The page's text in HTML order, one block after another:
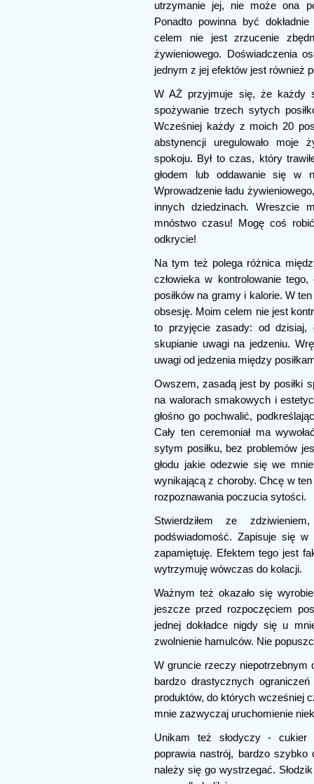
utrzymanie jej, nie może ona
Ponadto powinna być
celem nie jest zrzucenie
żywieniowego. Doświadczenia
jednym z jej efektów jest również
W AŻ przyjmuje się, że każdy
spożywanie trzech sytych
Wcześniej każdy z moich 20
abstynencji uregulowało moje
spokoju. Był to czas, który
głodem lub oddawanie się w
Wprowadzenie ładu
innych dziedzinach. Wreszcie
mnóstwo czasu! Mogę coś
odkrycie!
Na tym też polega różnica
człowieka w kontrolowanie
posiłków na gramy i kalorie. W
obsesję. Moim celem nie jest
to przyjęcie zasady: od
skupianie uwagi na jedzeniu.
uwagi od jedzenia między
Owszem, zasadą jest by posiłki
na walorach smakowych i
głośno go pochwalić,
Cały ten ceremoniał ma
sytym posiłku, bez problemów
głodu jakie odezwie się we
wynikającą z choroby. Chcę w
rozpoznawania poczucia sytości.
Stwierdziłem ze
podświadomość. Zapisuje się
zapamiętuję. Efektem tego jest
wytrzymuję wówczas do kolacji.
Ważnym też okazało się
jeszcze przed rozpoczęciem
jednej dokładce nigdy się u
zwolnienie hamulców. Nie
W gruncie rzeczy niepotrzebnym
bardzo drastycznych
produktów, do których wcześniej
mnie zazwyczaj uruchomienie
Unikam też słodyczy - cukier
poprawia nastrój, bardzo
należy się go wystrzegać.